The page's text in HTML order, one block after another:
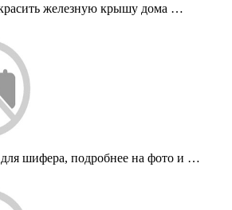
железную крышу дома …
шифера, подробнее на фото и …